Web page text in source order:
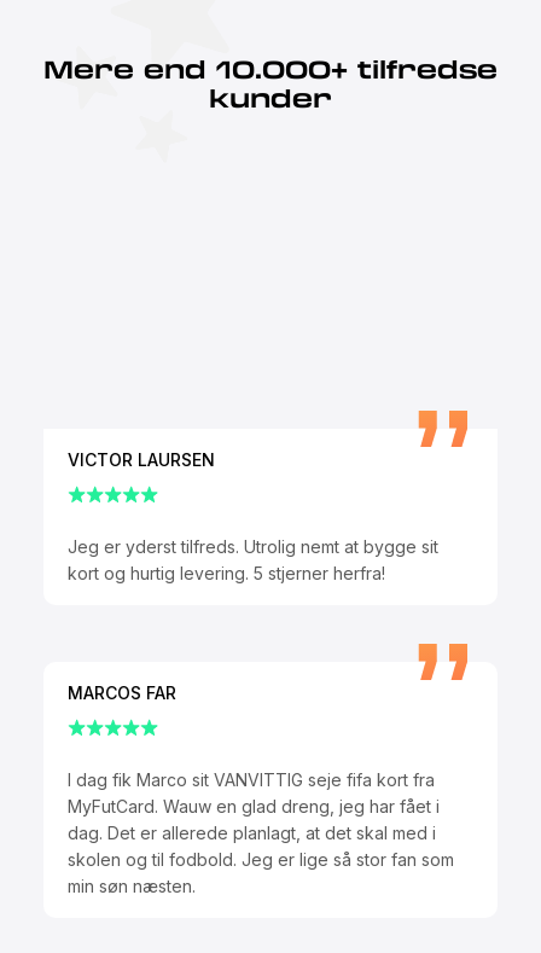
Mere end 10.000+ tilfredse
kunder
VICTOR LAURSEN
Jeg er yderst tilfreds. Utrolig nemt at bygge sit
kort og hurtig levering. 5 stjerner herfra!
MARCOS FAR
I dag fik Marco sit VANVITTIG seje fifa kort fra
MyFutCard. Wauw en glad dreng, jeg har fået i
dag. Det er allerede planlagt, at det skal med i
skolen og til fodbold. Jeg er lige så stor fan som
min søn næsten.